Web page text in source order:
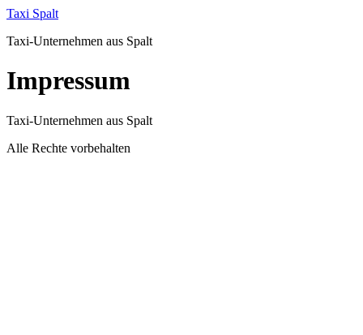
Zum
springen
Taxi Spalt
Taxi-Unternehmen aus Spalt
Impressum
Taxi-Unternehmen aus Spalt
Alle Rechte vorbehalten